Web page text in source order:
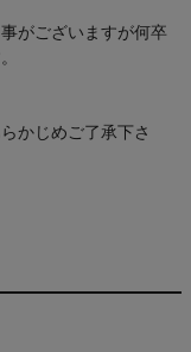
がございますが何卒
かじめご了承下さ